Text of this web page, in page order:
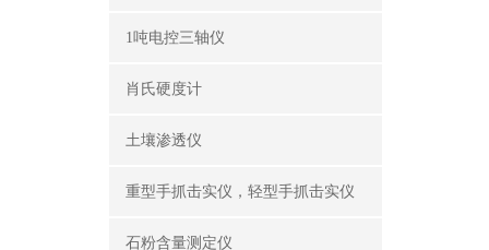
1吨电控三轴仪
肖氏硬度计
土壤渗透仪
重型手抓击实仪，轻型手抓击实仪
石粉含量测定仪